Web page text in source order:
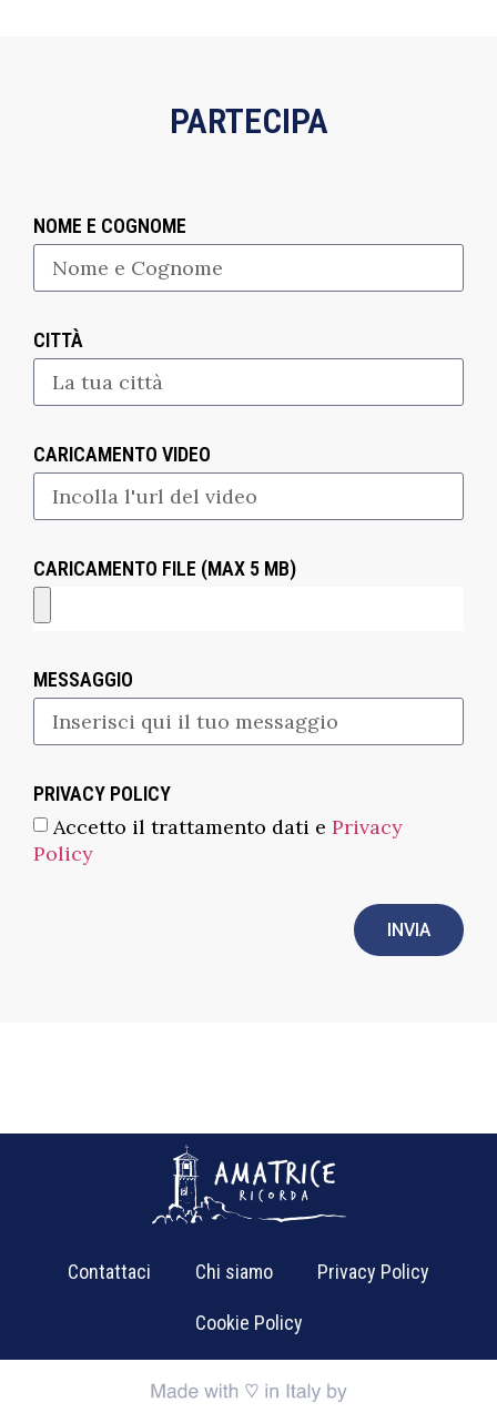
PARTECIPA
NOME E COGNOME
CITTÀ
CARICAMENTO VIDEO
CARICAMENTO FILE (MAX 5 MB)
MESSAGGIO
PRIVACY POLICY
Accetto il trattamento dati e Privacy
Policy
INVIA
Contattaci Chi siamo Privacy Policy
Cookie Policy